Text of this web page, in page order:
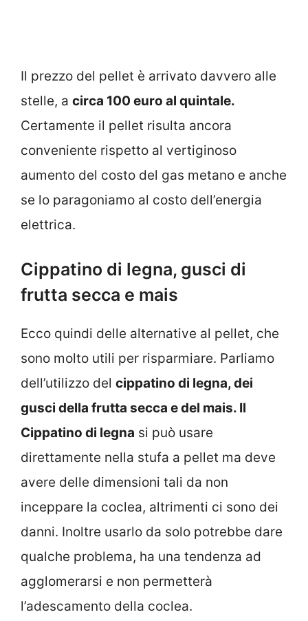
Il prezzo del pellet è arrivato davvero alle
stelle, a circa 100 euro al quintale.
Certamente il pellet risulta ancora
conveniente rispetto al vertiginoso
aumento del costo del gas metano e anche
se lo paragoniamo al costo dell’energia
elettrica.
Cippatino di legna, gusci di
frutta secca e mais
Ecco quindi delle alternative al pellet, che
sono molto utili per risparmiare. Parliamo
dell’utilizzo del cippatino di legna, dei
gusci della frutta secca e del mais. Il
Cippatino di legna si può usare
direttamente nella stufa a pellet ma deve
avere delle dimensioni tali da non
inceppare la coclea, altrimenti ci sono dei
danni. Inoltre usarlo da solo potrebbe dare
qualche problema, ha una tendenza ad
agglomerarsi e non permetterà
l’adescamento della coclea.